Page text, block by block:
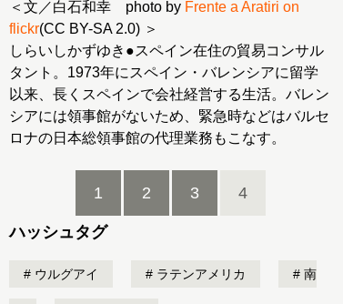
＜文／白石和幸 photo by Frente a Aratiri on
flickr(CC BY-SA 2.0) ＞
しらいしかずゆき●スペイン在住の貿易コンサル
タント。1973年にスペイン・バレンシアに留学
以来、長くスペインで会社経営する生活。バレン
シアには領事館がないため、緊急時などはバルセ
ロナの日本総領事館の代理業務もこなす。
1 2 3 4
ハッシュタグ
ウルグアイ ラテンアメリカ 南